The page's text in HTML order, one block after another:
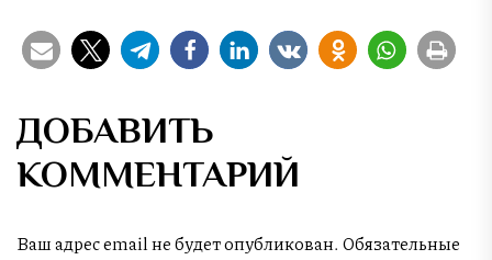
ДОБАВИТЬ
КОММЕНТАРИЙ
Ваш адрес email не будет опубликован. Обязательные